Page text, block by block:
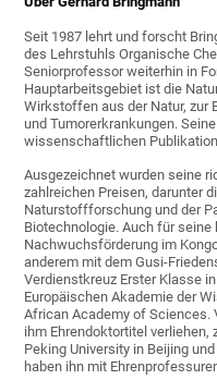
Seit 1987 lehrt und forscht
des Lehrstuhls Organische
Seniorprofessor weiterhin in
Hauptarbeitsgebiet ist die
Wirkstoffen aus der Natur,
und Tumorerkrankungen.
wissenschaftlichen
Ausgezeichnet wurden seine
zahlreichen Preisen, darunter
Naturstoffforschung und der
Biotechnologie. Auch für
Nachwuchsförderung im
anderem mit dem Gusi-
Verdienstkreuz Erster Klasse
Europäischen Akademie der
African Academy of Sciences.
ihm Ehrendoktortitel
Peking University in Beijing
haben ihn mit